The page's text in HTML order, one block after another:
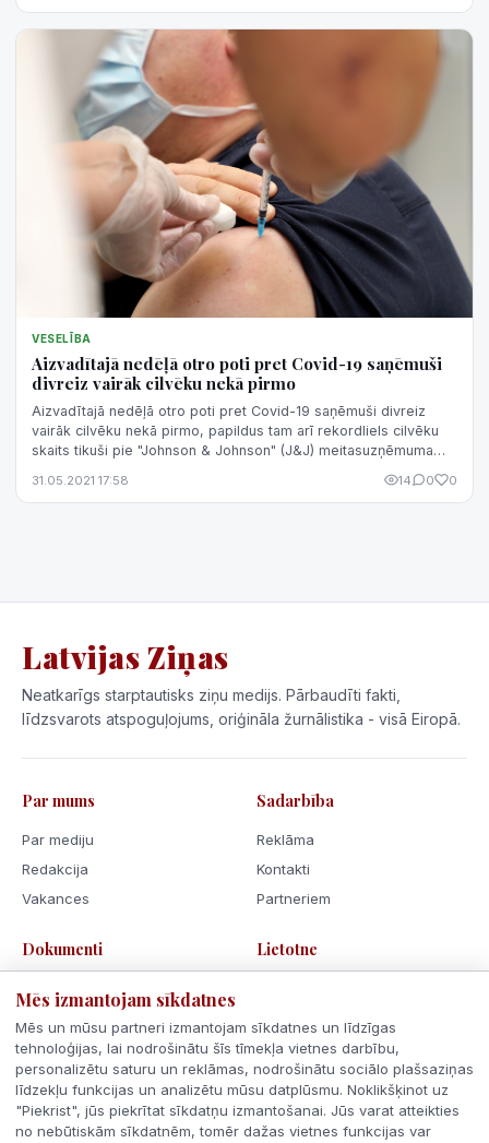
VESELĪBA
Aizvadītajā nedēļā otro poti pret Covid-19 saņēmuši
divreiz vairāk cilvēku nekā pirmo
Aizvadītajā nedēļā otro poti pret Covid-19 saņēmuši divreiz
vairāk cilvēku nekā pirmo, papildus tam arī rekordliels cilvēku
skaits tikuši pie "Johnson & Johnson" (J&J) meitasuzņēmuma
31.05.2021 17:58 14 0 0
Latvijas Ziņas
Neatkarīgs starptautisks ziņu medijs. Pārbaudīti fakti,
līdzsvarots atspoguļojums, oriģināla žurnālistika - visā Eiropā.
Par mums
Par mediju
Redakcija
Vakances
Sadarbība
Reklāma
Kontakti
Partneriem
Dokumenti
Sīkdatnes
Rīcības kodekss
Lietotne
Mēs izmantojam sīkdatnes
Mēs un mūsu partneri izmantojam sīkdatnes un līdzīgas
tehnoloģijas, lai nodrošinātu šīs tīmekļa vietnes darbību,
personalizētu saturu un reklāmas, nodrošinātu sociālo plašsaziņas
līdzekļu funkcijas un analizētu mūsu datplūsmu. Noklikšķinot uz
"Piekrist", jūs piekrītat sīkdatņu izmantošanai. Jūs varat atteikties
no nebūtiskām sīkdatnēm, tomēr dažas vietnes funkcijas var